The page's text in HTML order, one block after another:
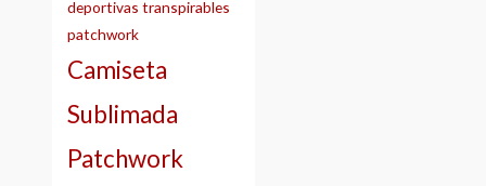
Camiseta
Sublimada
Patchwork
€25.00